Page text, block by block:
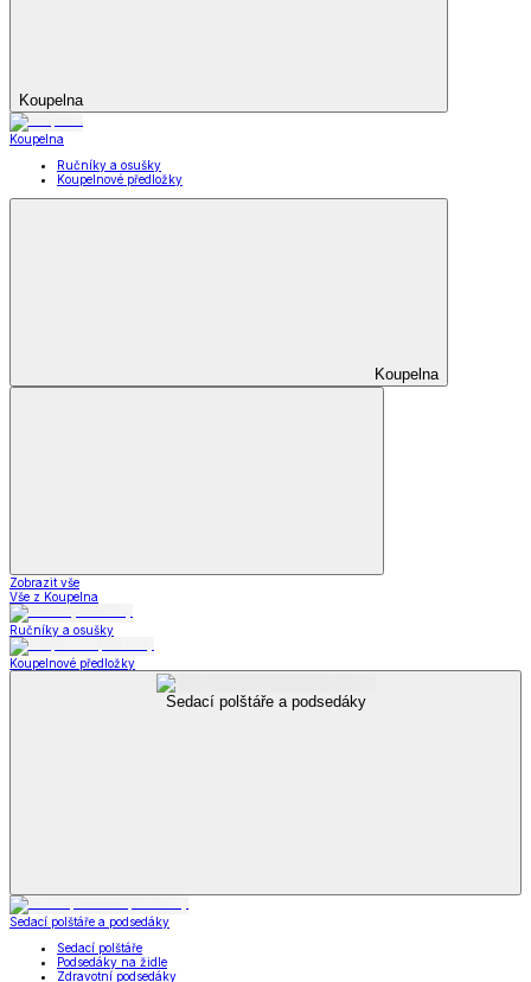
Koupelna
Koupelna
Ručníky a osušky
Koupelnové předložky
Koupelna
Zobrazit vše
Vše z Koupelna
Ručníky a osušky
Koupelnové předložky
Sedací polštáře a podsedáky
Sedací polštáře a podsedáky
Sedací polštáře
Podsedáky na židle
Zdravotní podsedáky